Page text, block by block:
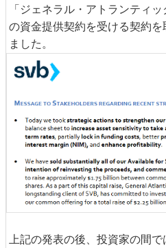
「ジェネラル・アトランティ
の資金提供契約を受ける契約
ました。
上記の発表の後、投資家の間